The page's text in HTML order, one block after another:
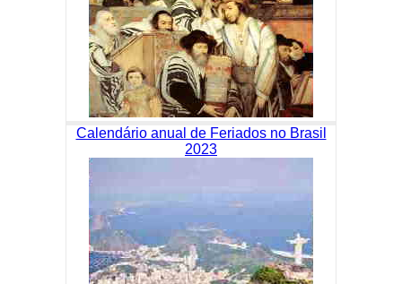
Calendário anual de Feriados no Brasil
2023